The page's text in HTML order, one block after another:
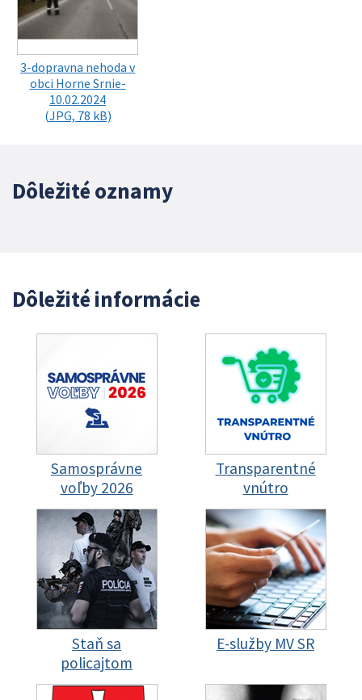
3-dopravna nehoda v
obci Horne Srnie-
10.02.2024
(JPG, 78 kB)
Dôležité oznamy
Dôležité informácie
Samosprávne
voľby 2026
Transparentné
vnútro
Staň sa
policajtom
E-služby MV SR